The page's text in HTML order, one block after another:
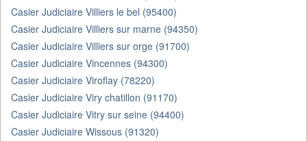
Casier Judiciaire Villiers le bel (95400)
Casier Judiciaire Villiers sur marne (94350)
Casier Judiciaire Villiers sur orge (91700)
Casier Judiciaire Vincennes (94300)
Casier Judiciaire Viroflay (78220)
Casier Judiciaire Viry chatillon (91170)
Casier Judiciaire Vitry sur seine (94400)
Casier Judiciaire Wissous (91320)